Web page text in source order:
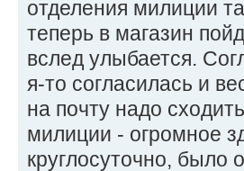
отделения милиции
теперь в магазин
вслед улыбается.
я-то согласилась и
на почту надо
милиции - огромное
круглосуточно, было